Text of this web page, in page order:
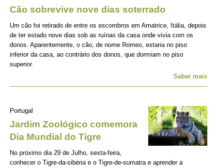
Cão sobrevive nove dias soterrado
Um cão foi retirado de entre os escombros em Amatrice, Itália, depois
de ter estado nove dias sob as ruínas da casa onde vivia com os
donos. Aparentemente, o cão, de nome Romeo, estaria no piso
inferior da casa, ao contrário dos donos, que dormiam no piso
superior.
Saber mais
Portugal
Jardim Zoológico comemora
Dia Mundial do Tigre
No próximo dia 29 de Julho, sexta-feira,
conhecer o Tigre-da-sibéria e o Tigre-de-sumatra e aprender a